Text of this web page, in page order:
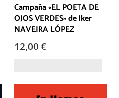
Campaña «EL POETA DE
OJOS VERDES» de Iker
NAVEIRA LÓPEZ
12,00 €